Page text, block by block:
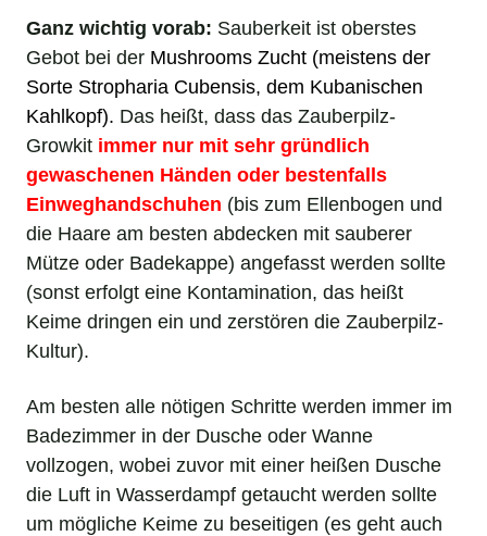
Ganz wichtig vorab: Sauberkeit ist oberstes
Gebot bei der Mushrooms Zucht (meistens der
Sorte Stropharia Cubensis, dem Kubanischen
Kahlkopf). Das heißt, dass das Zauberpilz-
Growkit immer nur mit sehr gründlich
gewaschenen Händen oder bestenfalls
Einweghandschuhen (bis zum Ellenbogen und
die Haare am besten abdecken mit sauberer
Mütze oder Badekappe) angefasst werden sollte
(sonst erfolgt eine Kontamination, das heißt
Keime dringen ein und zerstören die Zauberpilz-
Kultur).
Am besten alle nötigen Schritte werden immer im
Badezimmer in der Dusche oder Wanne
vollzogen, wobei zuvor mit einer heißen Dusche
die Luft in Wasserdampf getaucht werden sollte
um mögliche Keime zu beseitigen (es geht auch